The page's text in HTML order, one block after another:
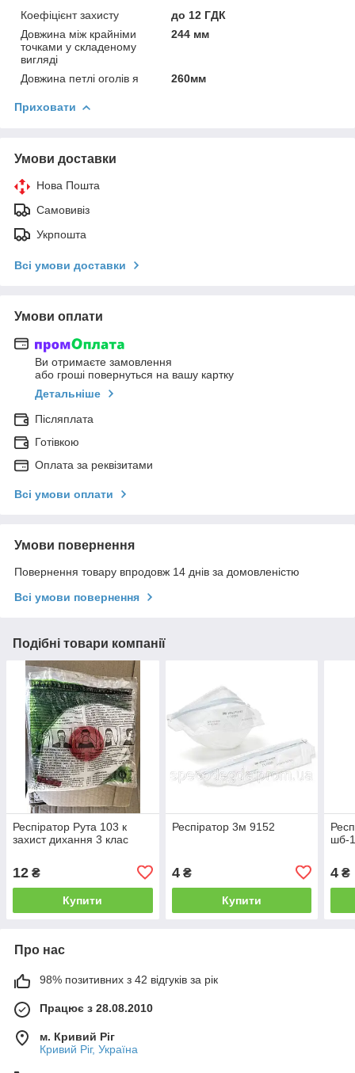
Коефіцієнт захисту
до 12 ГДК
Довжина між крайніми
точками у складеному
вигляді
244 мм
Довжина петлі оголів я 260мм
Приховати
Умови доставки
Нова Пошта
Самовивіз
Укрпошта
Всі умови доставки
Умови оплати
Ви отримаєте замовлення
або гроші повернуться на вашу картку
Детальніше
Післяплата
Готівкою
Оплата за реквізитами
Всі умови оплати
Умови повернення
Повернення товару впродовж 14 днів за домовленістю
Всі умови повернення
Подібні товари компанії
Респіратор Рута 103 к
захист дихання 3 клас
12 ₴
Купити
Респіратор 3м 9152
4₴
Купити
шб-
4 ₴
Про нас
98% позитивних з 42 відгуків за рік
Працює з 28.08.2010
м. Кривий Ріг
Кривий Ріг, Україна